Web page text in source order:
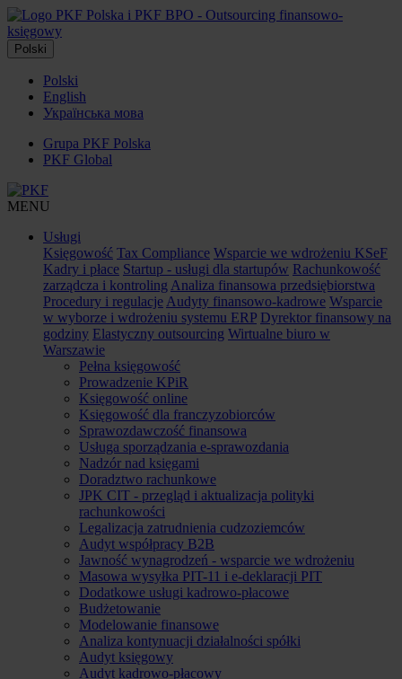
Polski
Polski
English
Українська мова
Grupa PKF Polska
PKF Global
MENU
Usługi
Księgowość Tax Compliance Wsparcie we wdrożeniu KSeF
Kadry i płace Startup - usługi dla startupów Rachunkowość
zarządcza i kontroling Analiza finansowa przedsiębiorstwa
Procedury i regulacje Audyty finansowo-kadrowe Wsparcie
w wyborze i wdrożeniu systemu ERP Dyrektor finansowy na
godziny Elastyczny outsourcing Wirtualne biuro w
Warszawie
Pełna księgowość
Prowadzenie KPiR
Księgowość online
Księgowość dla franczyzobiorców
Sprawozdawczość finansowa
Usługa sporządzania e-sprawozdania
Nadzór nad księgami
Doradztwo rachunkowe
JPK CIT - przegląd i aktualizacja polityki
rachunkowości
Legalizacja zatrudnienia cudzoziemców
Audyt współpracy B2B
Jawność wynagrodzeń - wsparcie we wdrożeniu
Masowa wysyłka PIT-11 i e-deklaracji PIT
Dodatkowe usługi kadrowo-płacowe
Budżetowanie
Modelowanie finansowe
Analiza kontynuacji działalności spółki
Audyt księgowy
Audyt kadrowo-płacowy